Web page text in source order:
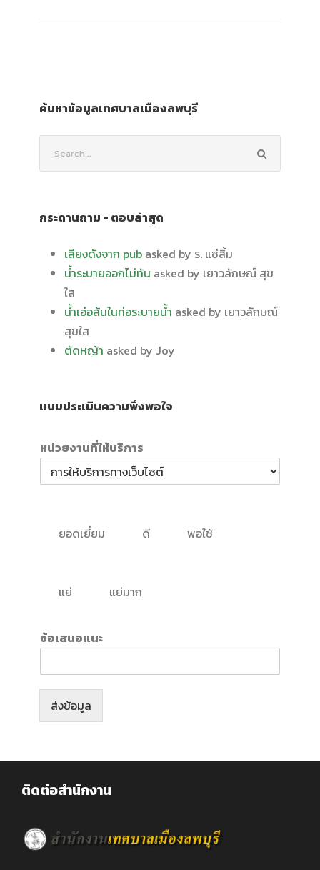
ค้นหาข้อมูลเทศบาลเมืองลพบุรี
กระดานถาม - ตอบล่าสุด
เสียงดังจาก pub asked by ร. แซ่ลิ้ม
น้ำระบายออกไม่ทัน asked by เยาวลักษณ์ สุข
ใส
น้ำเอ่อล้นในท่อระบายน้ำ asked by เยาวลักษณ์
สุขใส
ตัดหญ้า asked by Joy
แบบประเมินความพึงพอใจ
หน่วยงานที่ให้บริการ
ยอดเยี่ยม ดี พอใช้
แย่ แย่มาก
ข้อเสนอแนะ
ส่งข้อมูล
ติดต่อสำนักงาน